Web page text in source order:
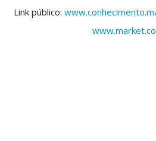
Link público: